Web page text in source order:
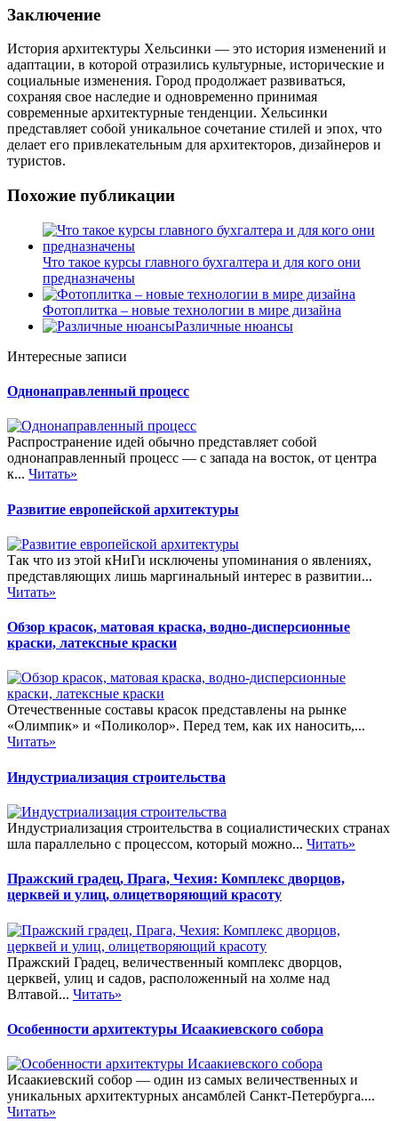
Заключение
История архитектуры Хельсинки — это история изменений и
адаптации, в которой отразились культурные, исторические и
социальные изменения. Город продолжает развиваться,
сохраняя свое наследие и одновременно принимая
современные архитектурные тенденции. Хельсинки
представляет собой уникальное сочетание стилей и эпох, что
делает его привлекательным для архитекторов, дизайнеров и
туристов.
Похожие публикации
Что такое курсы главного бухгалтера и для кого они
предназначены
Фотоплитка – новые технологии в мире дизайна
Различные нюансы
Интересные записи
Однонаправленный процесс
Распространение идей обычно представляет собой
однонаправленный процесс — с запада на восток, от центра
к... Читать»
Развитие европейской архитектуры
Так что из этой кНиГи исключены упоминания о явлениях,
представляющих лишь маргинальный интерес в развитии...
Читать»
Обзор красок, матовая краска, водно-дисперсионные
краски, латексные краски
Отечественные составы красок представлены на рынке
«Олимпик» и «Поликолор». Перед тем, как их наносить,...
Читать»
Индустриализация строительства
Индустриализация строительства в социалистических странах
шла параллельно с процессом, который можно... Читать»
Пражский градец, Прага, Чехия: Комплекс дворцов,
церквей и улиц, олицетворяющий красоту
Пражский Градец, величественный комплекс дворцов,
церквей, улиц и садов, расположенный на холме над
Влтавой... Читать»
Особенности архитектуры Исаакиевского собора
Исаакиевский собор — один из самых величественных и
уникальных архитектурных ансамблей Санкт-Петербурга....
Читать»